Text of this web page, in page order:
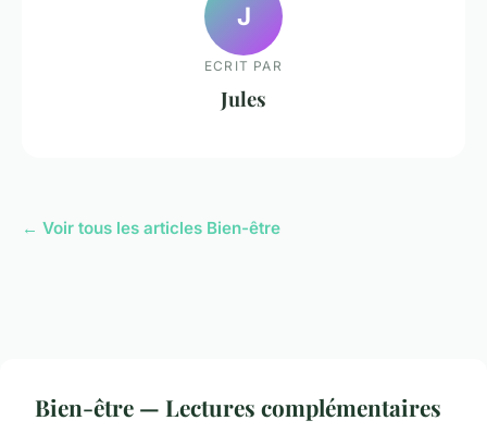
J
ECRIT PAR
Jules
← Voir tous les articles Bien-être
Bien-être — Lectures complémentaires